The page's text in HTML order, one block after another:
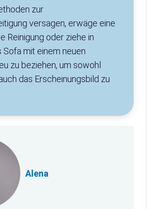
zur
versagen, erwäge eine
Reinigung oder ziehe in
Sofa mit einem neuen
zu beziehen, um sowohl
das Erscheinungsbild zu
Alena